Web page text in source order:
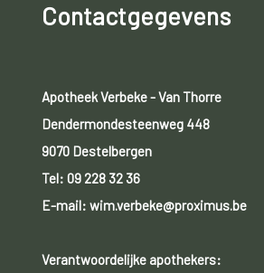
Contactgegevens
Apotheek Verbeke - Van Thorre
Dendermondesteenweg 448
9070 Destelbergen
Tel: 09 228 32 36
E-mail: wim.verbeke@proximus.be
Verantwoordelijke apothekers: